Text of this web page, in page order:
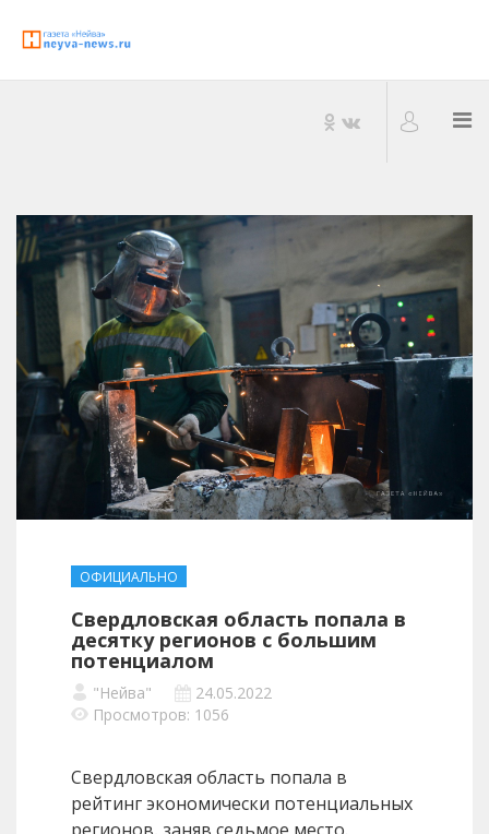
ОФИЦИАЛЬНО
Свердловская область попала в
десятку регионов с большим
потенциалом
"Нейва"
24.05.2022
Просмотров: 1056
Свердловская область попала в
рейтинг экономически потенциальных